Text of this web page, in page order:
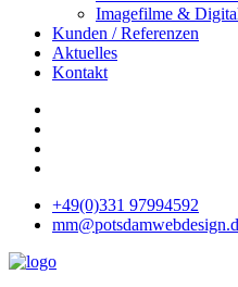
Imagefilme &
Kunden / Referenzen
Aktuelles
Kontakt
+49(0)331 97994592